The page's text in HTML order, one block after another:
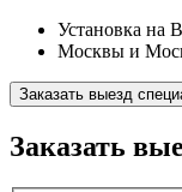
Установка на
Москвы и
Заказать выезд
Заказать